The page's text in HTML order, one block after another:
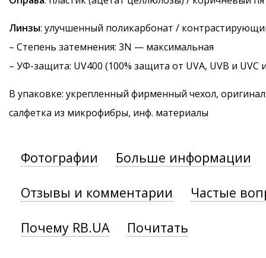
Линзы: улучшенный поликарбонат /
– Степень затемнения: 3N — максимальная
– УФ-защита: UV400 (100% защита от UVA, UVB и UVC
В упаковке: укрепленный фирменный чехол,
салфетка из микрофибры, инф. материалы
Фотографии Больше информации
Отзывы и комментарии Частые
Почему RB.UA Почитать